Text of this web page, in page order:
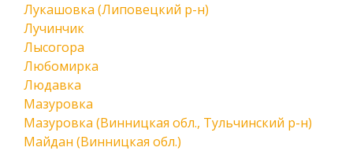
Лукашовка (Липовецкий р-н)
Лучинчик
Лысогора
Любомирка
Людавка
Мазуровка
Мазуровка (Винницкая обл., Тульчинский р-н)
Майдан (Винницкая обл.)